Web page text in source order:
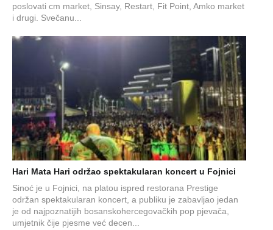
poslovati cm market, Sinsay, Restart, Fit Point, Amko market
i drugi. Svečanu...
Hari Mata Hari održao spektakularan koncert u Fojnici
Sinoć je u Fojnici, na platou ispred restorana Prestige
održan spektakularan koncert, a publiku je zabavljao jedan
je od najpoznatijih bosanskohercegovačkih pop pjevača,
umjetnik čije pjesme već decen...